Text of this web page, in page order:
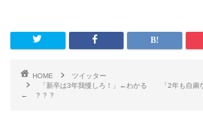
HOME
ツイッター
「新卒は3年我慢しろ！」←わかる 「2年も自粛な
← ？？？